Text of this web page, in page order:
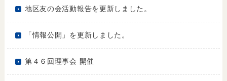
地区友の会活動報告を更新しました。
「情報公開」を更新しました。
第４６回理事会 開催